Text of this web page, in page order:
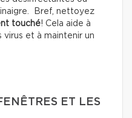
Bref, nettoyez
touché! Cela aide à
et à maintenir un
ET LES